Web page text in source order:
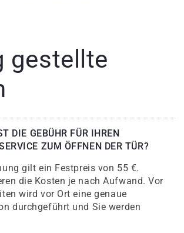
gestellte
DIE GEBÜHR FÜR IHREN
ZUM ÖFFNEN DER TÜR?
gilt ein Festpreis von 55 €.
die Kosten je nach Aufwand. Vor
wird vor Ort eine genaue
durchgeführt und Sie werden